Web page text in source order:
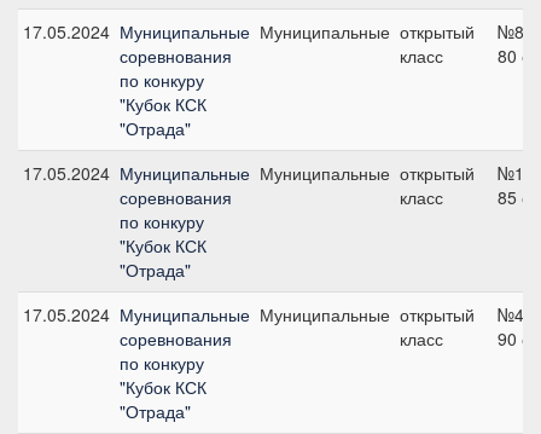
17.05.2024 Муниципальные
соревнования
по конкуру
"Кубок КСК
"Отрада"
Муниципальные открытый
класс
№8,
80 см
17.05.2024 Муниципальные
соревнования
по конкуру
"Кубок КСК
"Отрада"
Муниципальные открытый
класс
№12,
85 см
17.05.2024 Муниципальные
соревнования
по конкуру
"Кубок КСК
"Отрада"
Муниципальные открытый
класс
№4,
90 см